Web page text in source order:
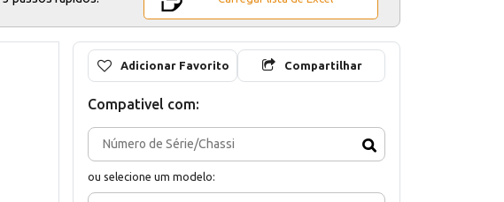
Adicionar Favorito Compartilhar
Compativel com:
ou selecione um modelo: